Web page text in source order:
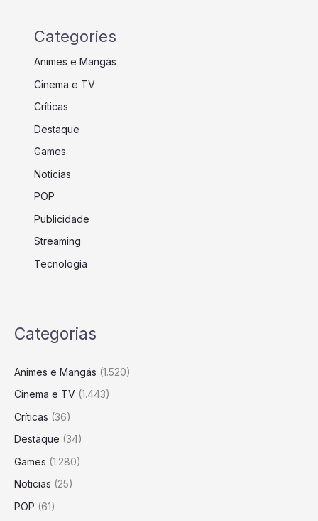
Categories
Animes e Mangás
Cinema e TV
Críticas
Destaque
Games
Noticias
POP
Publicidade
Streaming
Tecnologia
Categorias
Animes e Mangás (1.520)
Cinema e TV (1.443)
Críticas (36)
Destaque (34)
Games (1.280)
Noticias (25)
POP (61)